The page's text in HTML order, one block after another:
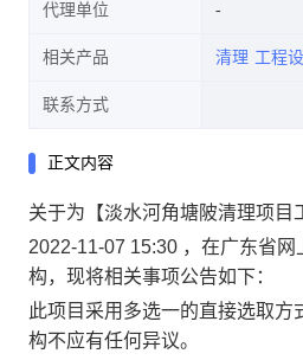
代理单位
相关产品 清理 工程
联系方式
正文内容
关于为【淡水河角塘陂清理项
2022-11-07 15:30 ，在广东省
构，现将相关事项公告如下：
此项目采用多选一的直接选取
构不应有任何异议。